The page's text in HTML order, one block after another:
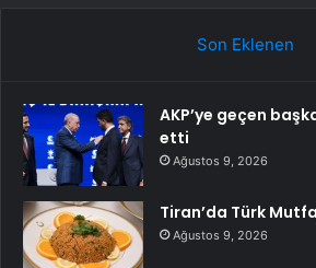
Son Eklenen
AKP’ye geçen
etti
Ağustos 9, 2026
Tiran’da Türk
Ağustos 9, 2026